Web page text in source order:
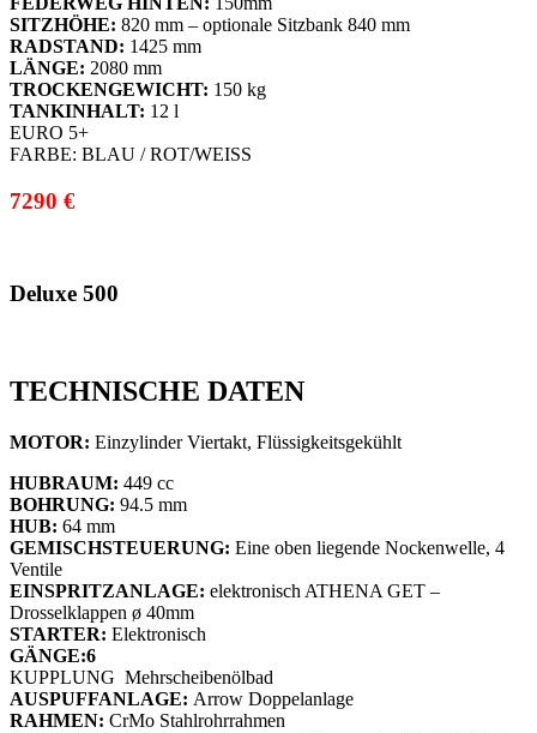
SITZHÖHE: 820 mm – optionale Sitzbank 840 mm
RADSTAND: 1425 mm
LÄNGE: 2080 mm
TROCKENGEWICHT: 150 kg
TANKINHALT: 12 l
EURO 5+
FARBE: BLAU / ROT/WEISS
7290 €
Deluxe 500
TECHNISCHE DATEN
MOTOR: Einzylinder Viertakt, Flüssigkeitsgekühlt
HUBRAUM: 449 cc
BOHRUNG: 94.5 mm
HUB: 64 mm
GEMISCHSTEUERUNG: Eine oben liegende Nockenwelle, 4
Ventile
EINSPRITZANLAGE: elektronisch ATHENA GET –
Drosselklappen ø 40mm
STARTER: Elektronisch
GÄNGE:6
KUPPLUNG Mehrscheibenölbad
AUSPUFFANLAGE: Arrow Doppelanlage
RAHMEN: CrMo Stahlrohrrahmen